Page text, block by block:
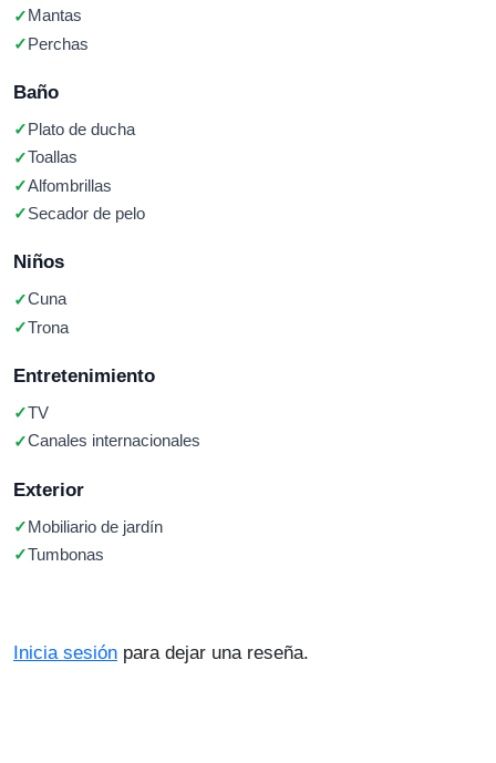
Mantas
Perchas
Baño
Plato de ducha
Toallas
Alfombrillas
Secador de pelo
Niños
Cuna
Trona
Entretenimiento
TV
Canales internacionales
Exterior
Mobiliario de jardín
Tumbonas
Inicia sesión para dejar una reseña.